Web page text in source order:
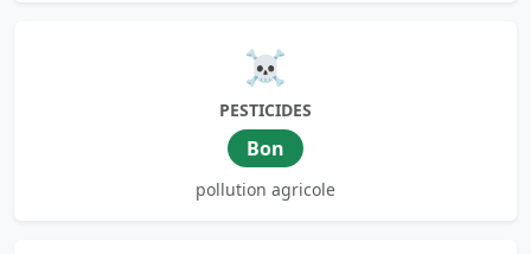
☠️
PESTICIDES
Bon
pollution agricole